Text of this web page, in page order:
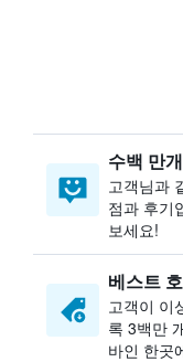
수백 만
고객님과
점과 후기
보세요!
베스트
고객이 이
록 3백만
바인 한곳